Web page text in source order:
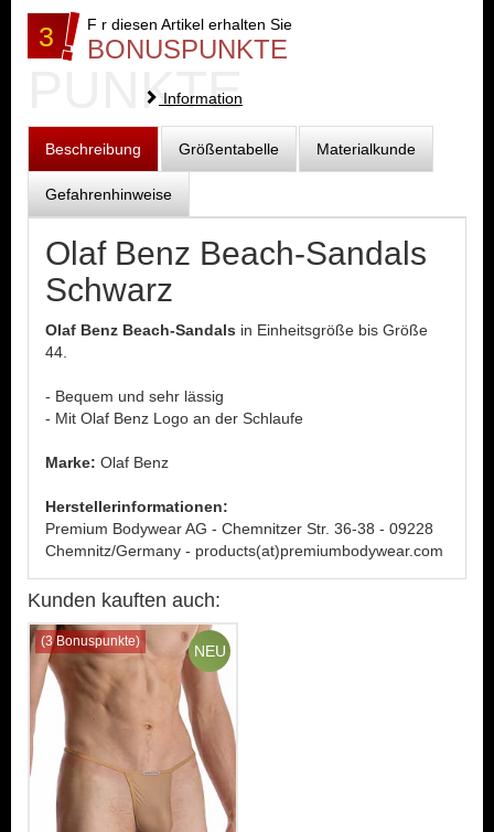
3 F r diesen Artikel erhalten Sie
BONUSPUNKTE
PUNKTE
Information
Beschreibung Größentabelle Materialkunde
Gefahrenhinweise
Olaf Benz Beach-Sandals
Schwarz
Olaf Benz Beach-Sandals in Einheitsgröße bis Größe
44.
- Bequem und sehr lässig
- Mit Olaf Benz Logo an der Schlaufe
Marke: Olaf Benz
Herstellerinformationen:
Premium Bodywear AG - Chemnitzer Str. 36-38 - 09228
Chemnitz/Germany - products(at)premiumbodywear.com
Kunden kauften auch:
NEU
(3 Bonuspunkte)